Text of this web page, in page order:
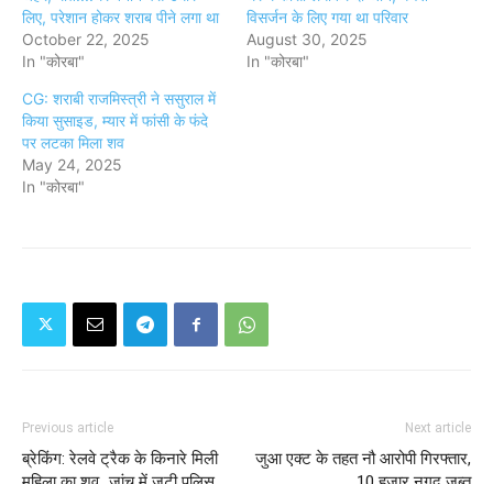
लिए, परेशान होकर शराब पीने लगा था
October 22, 2025
In "कोरबा"
विसर्जन के लिए गया था परिवार
August 30, 2025
In "कोरबा"
CG: शराबी राजमिस्त्री ने ससुराल में
किया सुसाइड, म्यार में फांसी के फंदे
पर लटका मिला शव
May 24, 2025
In "कोरबा"
Previous article
ब्रेकिंग: रेलवे ट्रैक के किनारे मिली
Next article
जुआ एक्ट के तहत नौ आरोपी गिरफ्तार,